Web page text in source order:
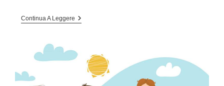
Continua A Leggere